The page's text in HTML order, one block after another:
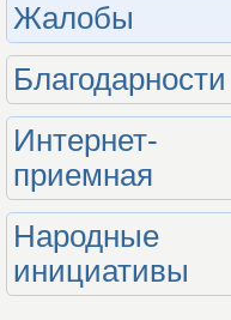
Жалобы
Благодарности
Интернет-
приемная
Народные
инициативы